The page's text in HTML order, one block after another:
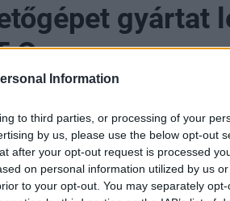
Information
to third parties, or processing of your
by us, please use the below opt-out
after your opt-out request is processed
on personal information utilized by us
to your opt-out. You may separately
gyártat
One
gyártására és szállítására
ma a Külgazdasági